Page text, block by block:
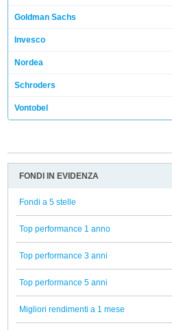
Goldman Sachs
Invesco
Nordea
Schroders
Vontobel
FONDI IN EVIDENZA
Fondi a 5 stelle
Top performance 1 anno
Top performance 3 anni
Top performance 5 anni
Migliori rendimenti a 1 mese